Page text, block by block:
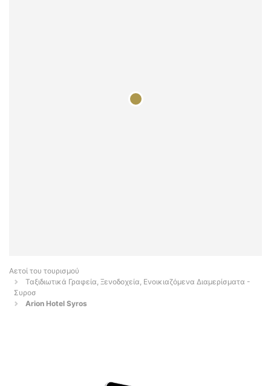
Αετοί του τουρισμού
Ταξιδιωτικά Γραφεία, Ξενοδοχεία, Ενοικιαζόμενα Διαμερίσματα -
Συροσ
Arion Hotel Syros